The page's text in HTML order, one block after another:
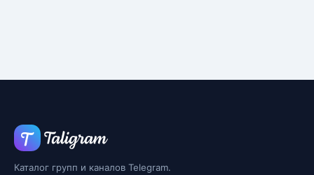
Каталог групп и каналов Telegram.